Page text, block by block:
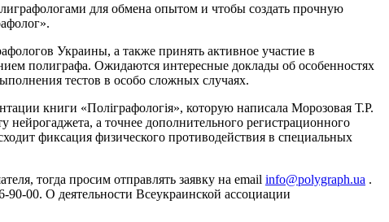
для обмена опытом и чтобы создать прочную
Украины, а также принять активное участие в
полиграфа. Ожидаются интересные доклады об особенностях
тестов в особо сложных случаях.
книги «Поліграфологія», которую написала Морозовая Т.Р.
а точнее дополнительного регистрационного
фиксация физического противодействия в специальных
тогда просим отправлять заявку на email info@polygraph.ua .
00. О деятельности Всеукраинской ассоциации